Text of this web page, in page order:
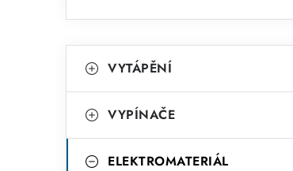
a
n
ekategorie
a
e
VYTÁPĚNÍ
VYPÍNAČE
ELEKTROMATERIÁL